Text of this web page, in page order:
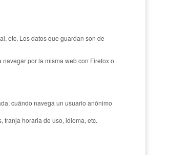
etc. Los datos que guardan son de
por la misma web con Firefox o
cuándo navega un usuario anónimo
franja horaria de uso, idioma, etc.